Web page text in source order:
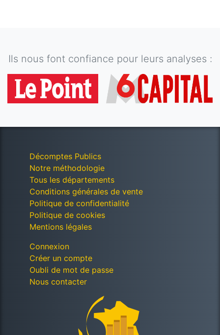
Ils nous font confiance pour leurs analyses :
Décomptes Publics
Notre méthodologie
Tous les départements
Conditions générales de vente
Politique de confidentialité
Politique de cookies
Mentions légales
Connexion
Créer un compte
Oubli de mot de passe
Nous contacter